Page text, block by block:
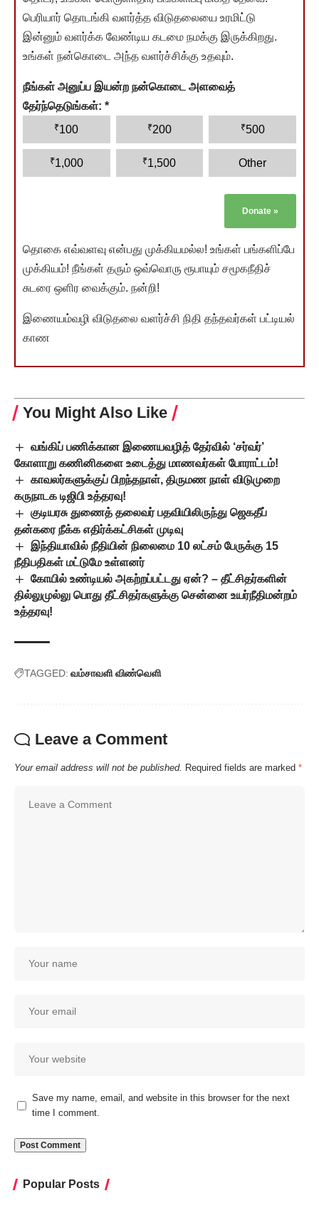
பெரியார் தொடங்கி வளர்த்த விடுதலையை உரமிட்டு
இன்னும் வளர்க்க வேண்டிய கடமை நமக்கு இருக்கிறது.
உங்கள் நன்கொடை அந்த வளர்ச்சிக்கு உதவும்.
நீங்கள் அனுப்ப இயன்ற நன்கொடை அளவைத்
தேர்ந்தெடுங்கள்: *
₹100 ₹200 ₹500
₹1,000 ₹1,500 Other
Donate »
தொகை எவ்வளவு என்பது முக்கியமல்ல! உங்கள் பங்களிப்பே
முக்கியம்! நீங்கள் தரும் ஒவ்வொரு ரூபாயும் சமூகநீதிச்
சுடரை ஒளிர வைக்கும். நன்றி!
இணையம்வழி விடுதலை வளர்ச்சி நிதி தந்தவர்கள் பட்டியல்
காண
You Might Also Like
வங்கிப் பணிக்கான இணையவழித் தேர்வில் ‘சர்வர்’
கோளாறு கணினிகளை உடைத்து மாணவர்கள் போராட்டம்!
காவலர்களுக்குப் பிறந்தநாள், திருமண நாள் விடுமுறை
கருநாடக டிஜிபி உத்தரவு!
குடியரசு துணைத் தலைவர் பதவியிலிருந்து ஜெகதீப்
தன்கரை நீக்க எதிர்க்கட்சிகள் முடிவு
இந்தியாவில் நீதியின் நிலைமை 10 லட்சம் பேருக்கு 15
நீதிபதிகள் மட்டுமே உள்ளனர்
கோயில் உண்டியல் அகற்றப்பட்டது ஏன்? – தீட்சிதர்களின்
தில்லுமுல்லு பொது தீட்சிதர்களுக்கு சென்னை உயர்நீதிமன்றம்
உத்தரவு!
TAGGED: வம்சாவளி விண்வெளி
Leave a Comment
Your email address will not be published. Required fields are marked *
Save my name, email, and website in this browser for the next
time I comment.
Popular Posts